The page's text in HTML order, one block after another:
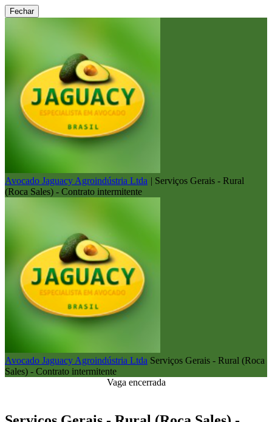
Fechar
Avocado Jaguacy Agroindústria Ltda | Serviços Gerais - Rural
(Roca Sales) - Contrato intermitente
Avocado Jaguacy Agroindústria Ltda Serviços Gerais - Rural (Roca
Sales) - Contrato intermitente
Vaga encerrada